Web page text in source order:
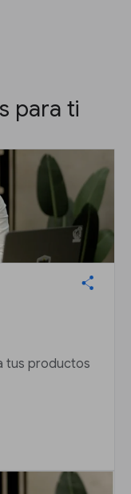
para ti
tus productos